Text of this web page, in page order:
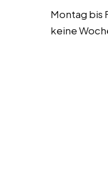
Montag bis
keine